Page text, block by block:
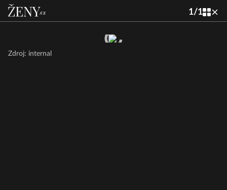
1/1
Zdroj: internal